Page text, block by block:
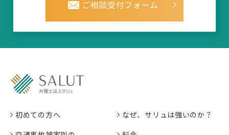
ご相談受付フォーム
初めての方へ
なぜ、サリュは強いのか？